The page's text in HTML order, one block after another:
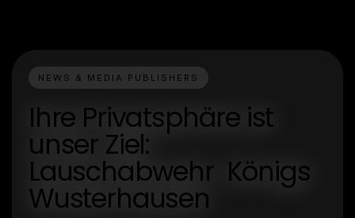
NEWS & MEDIA PUBLISHERS
Ihre Privatsphäre ist
unser Ziel:
Lauschabwehr Königs
Wusterhausen